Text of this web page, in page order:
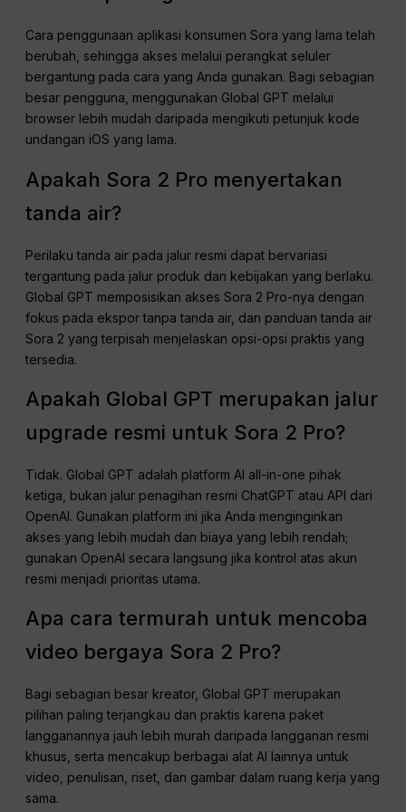
Cara penggunaan aplikasi konsumen Sora yang lama telah
berubah, sehingga akses melalui perangkat seluler
bergantung pada cara yang Anda gunakan. Bagi sebagian
besar pengguna, menggunakan Global GPT melalui
browser lebih mudah daripada mengikuti petunjuk kode
undangan iOS yang lama.
Apakah Sora 2 Pro menyertakan
tanda air?
Perilaku tanda air pada jalur resmi dapat bervariasi
tergantung pada jalur produk dan kebijakan yang berlaku.
Global GPT memposisikan akses Sora 2 Pro-nya dengan
fokus pada ekspor tanpa tanda air, dan panduan tanda air
Sora 2 yang terpisah menjelaskan opsi-opsi praktis yang
tersedia.
Apakah Global GPT merupakan jalur
upgrade resmi untuk Sora 2 Pro?
Tidak. Global GPT adalah platform AI all-in-one pihak
ketiga, bukan jalur penagihan resmi ChatGPT atau API dari
OpenAI. Gunakan platform ini jika Anda menginginkan
akses yang lebih mudah dan biaya yang lebih rendah;
gunakan OpenAI secara langsung jika kontrol atas akun
resmi menjadi prioritas utama.
Apa cara termurah untuk mencoba
video bergaya Sora 2 Pro?
Bagi sebagian besar kreator, Global GPT merupakan
pilihan paling terjangkau dan praktis karena paket
langganannya jauh lebih murah daripada langganan resmi
khusus, serta mencakup berbagai alat AI lainnya untuk
video, penulisan, riset, dan gambar dalam ruang kerja yang
sama.